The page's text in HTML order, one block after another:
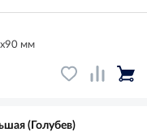
мм
(Голубев)